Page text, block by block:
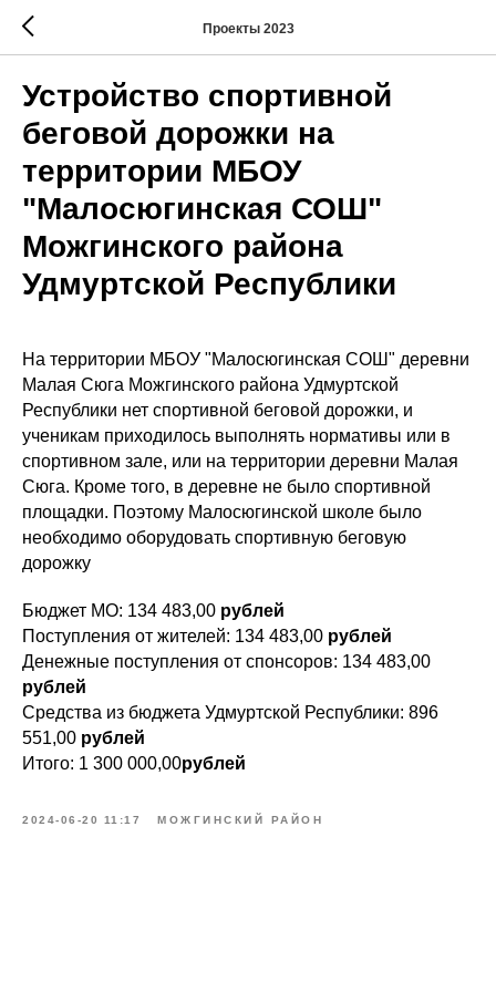
Проекты 2023
Устройство спортивной
беговой дорожки на
территории МБОУ
"Малосюгинская СОШ"
Можгинского района
Удмуртской Республики
На территории МБОУ "Малосюгинская СОШ" деревни
Малая Сюга Можгинского района Удмуртской
Республики нет спортивной беговой дорожки, и
ученикам приходилось выполнять нормативы или в
спортивном зале, или на территории деревни Малая
Сюга. Кроме того, в деревне не было спортивной
площадки. Поэтому Малосюгинской школе было
необходимо оборудовать спортивную беговую
дорожку
Бюджет МО: 134 483,00 рублей
Поступления от жителей: 134 483,00 рублей
Денежные поступления от спонсоров: 134 483,00
рублей
Средства из бюджета Удмуртской Республики: 896
551,00 рублей
Итого: 1 300 000,00рублей
2024-06-20 11:17 МОЖГИНСКИЙ РАЙОН